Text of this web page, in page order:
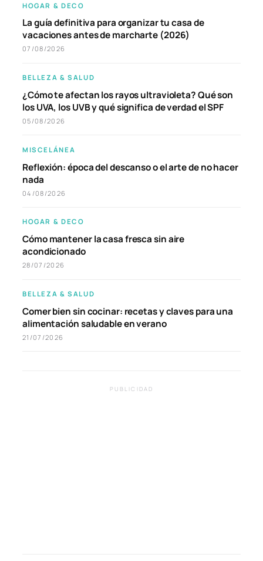
HOGAR & DECO
La guía definitiva para organizar tu casa de
vacaciones antes de marcharte (2026)
07/08/2026
BELLEZA & SALUD
¿Cómo te afectan los rayos ultravioleta? Qué son
los UVA, los UVB y qué significa de verdad el SPF
05/08/2026
MISCELÁNEA
Reflexión: época del descanso o el arte de no hacer
nada
04/08/2026
HOGAR & DECO
Cómo mantener la casa fresca sin aire
acondicionado
28/07/2026
BELLEZA & SALUD
Comer bien sin cocinar: recetas y claves para una
alimentación saludable en verano
21/07/2026
PUBLICIDAD